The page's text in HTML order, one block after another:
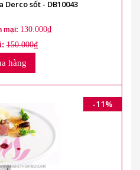
Derco sốt - DB10043
mại: 130.000₫
150.000₫
hàng
-11%